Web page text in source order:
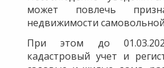
может повлечь
недвижимости
При этом до
кадастровый учет и